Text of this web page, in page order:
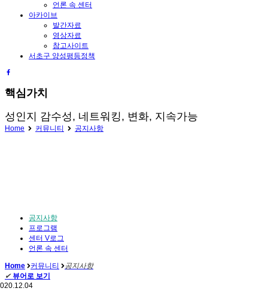
언론 속 센터
아카이브
발간자료
영상자료
참고사이트
서초구 양성평등정책
핵심가치
성인지 감수성, 네트워킹, 변화, 지속가능
Home 커뮤니티 공지사항
공지사항
프로그램
센터 V로그
언론 속 센터
Home 커뮤니티
공지사항
✔ 뷰어로 보기